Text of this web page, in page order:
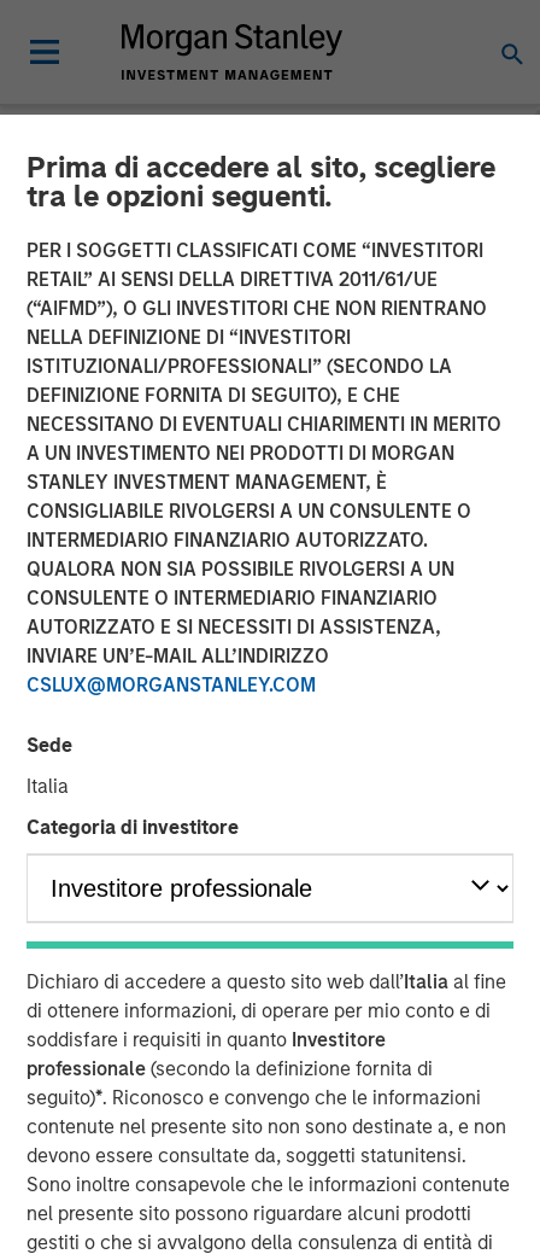
Prima di accedere al sito, scegliere
tra le opzioni seguenti.
PER I SOGGETTI CLASSIFICATI COME “INVESTITORI
RETAIL” AI SENSI DELLA DIRETTIVA 2011/61/UE
(“AIFMD”), O GLI INVESTITORI CHE NON RIENTRANO
NELLA DEFINIZIONE DI “INVESTITORI
ISTITUZIONALI/PROFESSIONALI” (SECONDO LA
DEFINIZIONE FORNITA DI SEGUITO), E CHE
NECESSITANO DI EVENTUALI CHIARIMENTI IN MERITO
A UN INVESTIMENTO NEI PRODOTTI DI MORGAN
STANLEY INVESTMENT MANAGEMENT, È
CONSIGLIABILE RIVOLGERSI A UN CONSULENTE O
INTERMEDIARIO FINANZIARIO AUTORIZZATO.
QUALORA NON SIA POSSIBILE RIVOLGERSI A UN
CONSULENTE O INTERMEDIARIO FINANZIARIO
AUTORIZZATO E SI NECESSITI DI ASSISTENZA,
INVIARE UN’E-MAIL ALL’INDIRIZZO
CSLUX@MORGANSTANLEY.COM
Sede
Italia
Categoria di investitore
Dichiaro di accedere a questo sito web dall’Italia al fine
di ottenere informazioni, di operare per mio conto e di
soddisfare i requisiti in quanto Investitore
professionale(secondo la definizione fornita di
seguito)*. Riconosco e convengo che le informazioni
contenute nel presente sito non sono destinate a, e non
devono essere consultate da, soggetti statunitensi.
Sono inoltre consapevole che le informazioni contenute
nel presente sito possono riguardare alcuni prodotti
gestiti o che si avvalgono della consulenza di entità di
NEWSROOM
Morgan Stanley Alternative
Investment Partners Raises
$516 Million for Riverview
Strategic Opportunities
Fund III
06 AGOSTO 2018
NEW YORK — Aug 6, 2018
investment team within Morgan Stanley Investment
fund, the Riverview Strategic Opportunities Fund III (“SOF
III” or the “Fund”) with over $500 million in commitments.
The fundraise saw robust interest from both institutional
and high net worth investors with the raise being
opportunistic hedge fund solution focused on hedge fund
secondaries and co-investments.
“We are pleased investors continue to see promise in our
fund’s differentiated approach as hedge funds look to
alleviate the constraints they face in the market and seek
opportunities in the liquidity gap between traditional
hedge fund and private equity investments,” said Mark
van der Zwan, Chief Investment Officer and Head of AIP
Hedge Funds Team. “Our experienced team is well
positioned to deliver consistency in expertise and